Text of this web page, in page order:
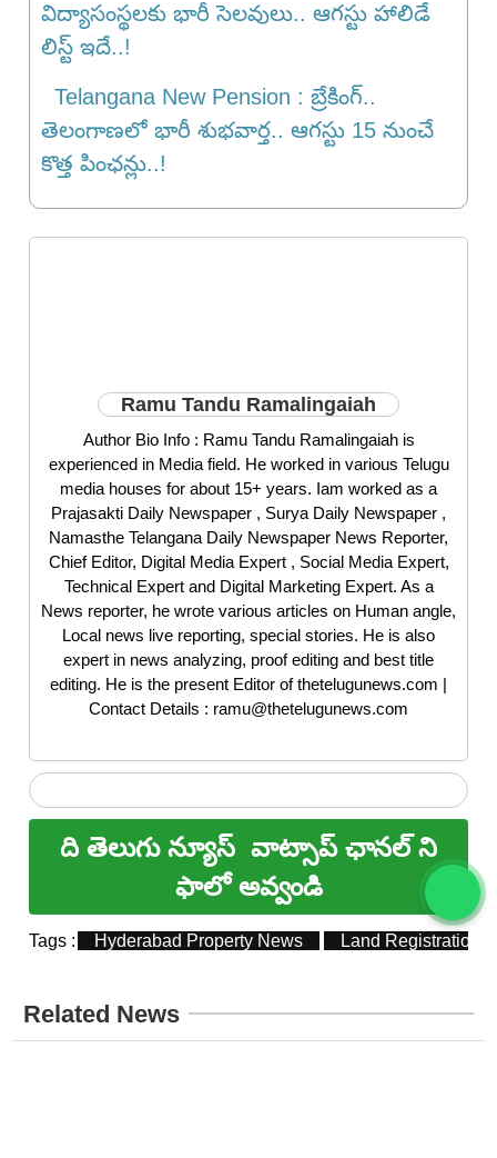
విద్యాసంస్థలకు భారీ సెలవులు.. ఆగస్టు హాలిడే
లిస్ట్ ఇదే..!
Telangana New Pension : బ్రేకింగ్‌..
తెలంగాణలో భారీ శుభవార్త.. ఆగస్టు 15 నుంచే
కొత్త పింఛన్లు..!
Ramu Tandu Ramalingaiah
Author Bio Info : Ramu Tandu Ramalingaiah is
experienced in Media field. He worked in various Telugu
media houses for about 15+ years. Iam worked as a
Prajasakti Daily Newspaper , Surya Daily Newspaper ,
Namasthe Telangana Daily Newspaper News Reporter,
Chief Editor, Digital Media Expert , Social Media Expert,
Technical Expert and Digital Marketing Expert. As a
News reporter, he wrote various articles on Human angle,
Local news live reporting, special stories. He is also
expert in news analyzing, proof editing and best title
editing. He is the present Editor of thetelugunews.com |
Contact Details : ramu@thetelugunews.com
ది తెలుగు న్యూస్ వాట్సాప్ ఛానల్ ని
ఫాలో అవ్వండి
Tags : Hyderabad Property News Land Registration
Related News